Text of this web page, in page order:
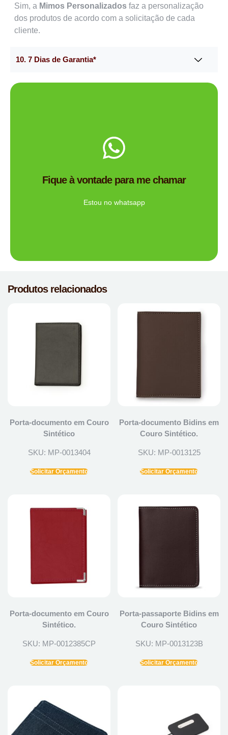
Sim, a Mimos Personalizados faz a personalização
dos produtos de acordo com a solicitação de cada
cliente.
10. 7 Dias de Garantia*
Fique à vontade para me chamar
Estou no whatsapp
Ligue Agora!
Tem dúvidas se a Mimos Personalizado é a empresa
Me chama no WhatsApp.
Produtos relacionados
Porta-documento em Couro
Sintético
SKU: MP-0013404
Solicitar Orçamento
Porta-documento Bidins em
Couro Sintético.
SKU: MP-0013125
Solicitar Orçamento
Porta-documento em Couro
Sintético.
SKU: MP-0012385CP
Solicitar Orçamento
Porta-passaporte Bidins em
Couro Sintético
SKU: MP-0013123B
Solicitar Orçamento